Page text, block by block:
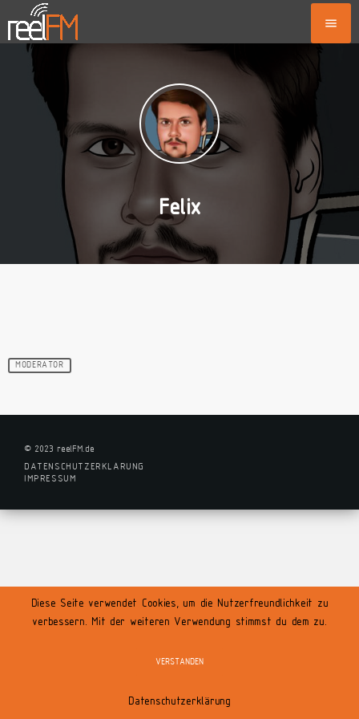
menu
Felix
MODERATOR
© 2023 reelFM.de
DATENSCHUTZERKLÄRUNG
IMPRESSUM
Diese Seite verwendet Cookies, um die Nutzerfreundlichkeit zu
verbessern. Mit der weiteren Verwendung stimmst du dem zu.
VERSTANDEN
Datenschutzerklärung